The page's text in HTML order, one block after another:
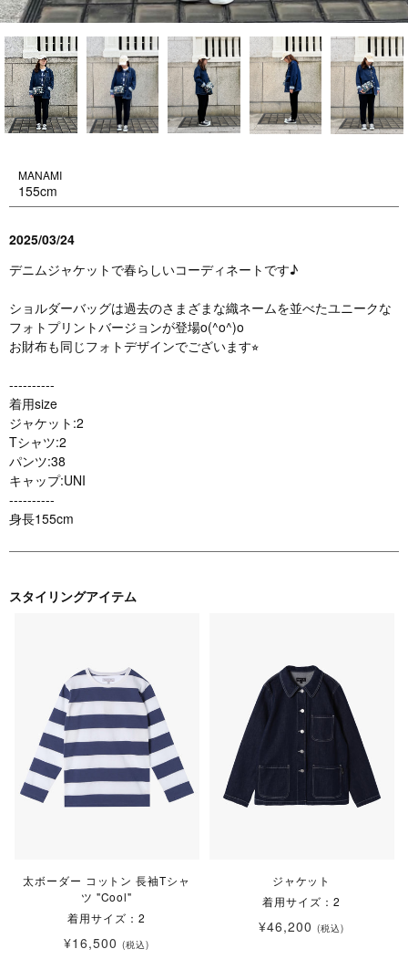
MANAMI
155cm
2025/03/24
デニムジャケットで春らしいコーディネートです♪
ショルダーバッグは過去のさまざまな織ネームを並べたユニークな
フォトプリントバージョンが登場o(^o^)o
お財布も同じフォトデザインでございます⭐︎
----------
着用size
ジャケット:2
Tシャツ:2
パンツ:38
キャップ:UNI
----------
身長155cm
スタイリングアイテム
太ボーダー コットン 長袖Tシャ
ツ "Cool"
着用サイズ：2
¥16,500 (税込)
ジャケット
着用サイズ：2
¥46,200 (税込)